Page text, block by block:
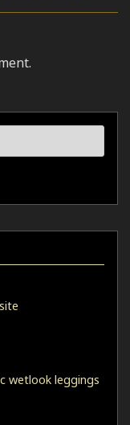
wetlook leggings